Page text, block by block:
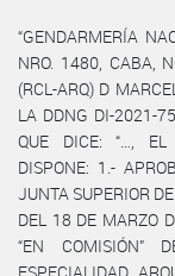
“GENDARMERÍA
NRO. 1480, CABA,
(RCL-ARQ) D
LA DDNG DI-2021-
QUE DICE: “…, EL
DISPONE: 1.-
JUNTA SUPERIOR
DEL 18 DE MARZO
“EN COMISIÓN”
ESPECIALIDAD